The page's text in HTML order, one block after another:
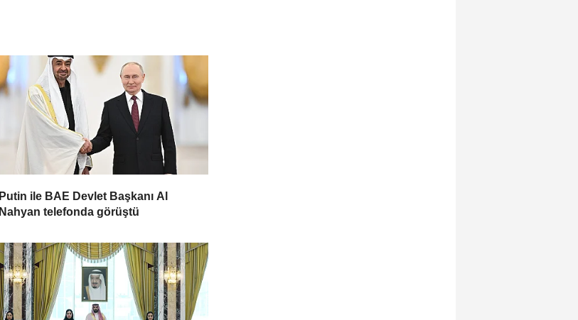
Putin ile BAE Devlet Başkanı Al
Nahyan telefonda görüştü